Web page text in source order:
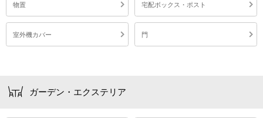
物置 宅配ボックス・ポスト
室外機カバー 門
ガーデン・エクステリア